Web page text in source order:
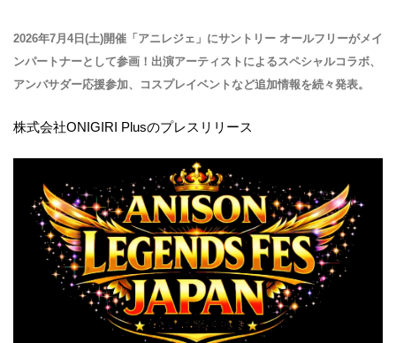
2026年7月4日(土)開催「アニレジェ」にサントリー オールフリーがメイ
ンパートナーとして参画！出演アーティストによるスペシャルコラボ、
アンバサダー応援参加、コスプレイベントなど追加情報を続々発表。
株式会社ONIGIRI Plusのプレスリリース